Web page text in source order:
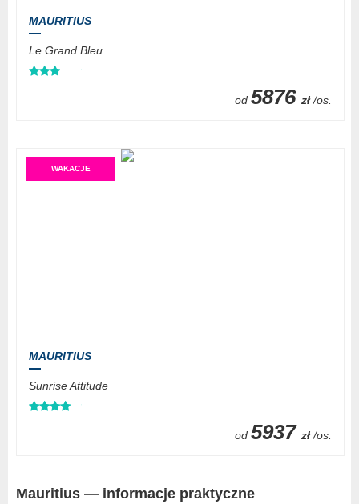
MAURITIUS
Le Grand Bleu
od 5876 zł /os.
WAKACJE
MAURITIUS
Sunrise Attitude
od 5937 zł /os.
Mauritius — informacje praktyczne